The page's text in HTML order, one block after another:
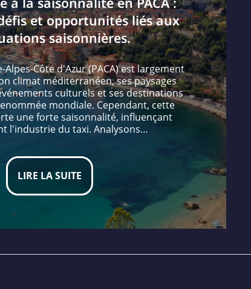
et opportunités liés aux
saisonnières.
Alpes-Côte d'Azur (PACA) est largement
climat méditerranéen, ses paysages
culturels et ses destinations
mondiale. Cependant, cette
une forte saisonnalité, influençant
l'industrie du taxi. Analysons…
LIRE LA SUITE